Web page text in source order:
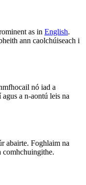
as in English.
ann caolchúiseach i
nó iad a
a n-aontú leis na
abairte. Foghlaim na
comhchuingithe.